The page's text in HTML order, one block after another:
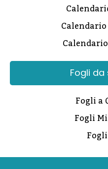
Fogli
Fogli a
Fogli